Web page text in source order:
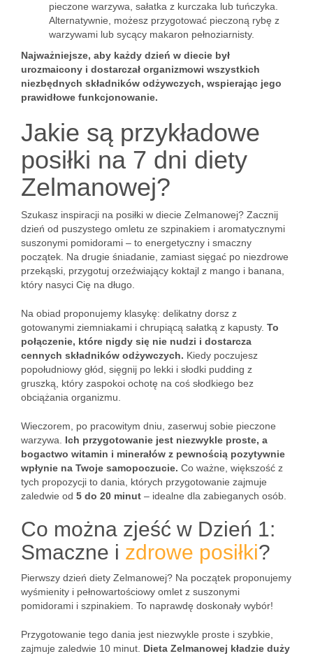
pieczone warzywa, sałatka z kurczaka lub tuńczyka.
Alternatywnie, możesz przygotować pieczoną rybę z
warzywami lub sycący makaron pełnoziarnisty.
Najważniejsze, aby każdy dzień w diecie był
urozmaicony i dostarczał organizmowi wszystkich
niezbędnych składników odżywczych, wspierając jego
prawidłowe funkcjonowanie.
Jakie są przykładowe
posiłki na 7 dni diety
Zelmanowej?
Szukasz inspiracji na posiłki w diecie Zelmanowej? Zacznij
dzień od puszystego omletu ze szpinakiem i aromatycznymi
suszonymi pomidorami – to energetyczny i smaczny
początek. Na drugie śniadanie, zamiast sięgać po niezdrowe
przekąski, przygotuj orzeźwiający koktajl z mango i banana,
który nasyci Cię na długo.
Na obiad proponujemy klasykę: delikatny dorsz z
gotowanymi ziemniakami i chrupiącą sałatką z kapusty. To
połączenie, które nigdy się nie nudzi i dostarcza
cennych składników odżywczych. Kiedy poczujesz
popołudniowy głód, sięgnij po lekki i słodki pudding z
gruszką, który zaspokoi ochotę na coś słodkiego bez
obciążania organizmu.
Wieczorem, po pracowitym dniu, zaserwuj sobie pieczone
warzywa. Ich przygotowanie jest niezwykle proste, a
bogactwo witamin i minerałów z pewnością pozytywnie
wpłynie na Twoje samopoczucie. Co ważne, większość z
tych propozycji to dania, których przygotowanie zajmuje
zaledwie od 5 do 20 minut – idealne dla zabieganych osób.
Co można zjeść w Dzień 1:
Smaczne i zdrowe posiłki?
Pierwszy dzień diety Zelmanowej? Na początek proponujemy
wyśmienity i pełnowartościowy omlet z suszonymi
pomidorami i szpinakiem. To naprawdę doskonały wybór!
Przygotowanie tego dania jest niezwykle proste i szybkie,
zajmuje zaledwie 10 minut. Dieta Zelmanowej kładzie duży